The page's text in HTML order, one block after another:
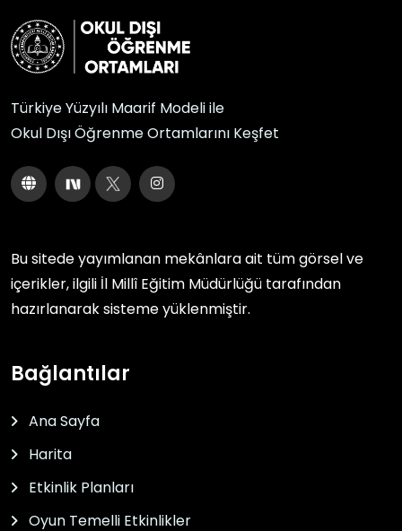
Türkiye Yüzyılı Maarif Modeli ile
Okul Dışı Öğrenme Ortamlarını Keşfet
Bu sitede yayımlanan mekânlara ait tüm görsel ve
içerikler, ilgili İl Millî Eğitim Müdürlüğü tarafından
hazırlanarak sisteme yüklenmiştir.
Bağlantılar
Ana Sayfa
Harita
Etkinlik Planları
Oyun Temelli Etkinlikler